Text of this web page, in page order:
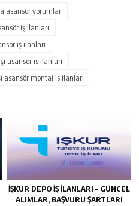
asansor yorumlar
iş ilanları
iş ilanları
asansör is ilanları
asansör montaj is ilanları
İŞKUR DEPO İŞ İLANLARI – GÜNCEL
ALIMLAR, BAŞVURU ŞARTLARI